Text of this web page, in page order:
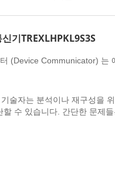
기 TREXLHPKL9S3S
(Device Communicator) 는
술자는 분석이나 재구성을
수 있습니다. 간단한 문제